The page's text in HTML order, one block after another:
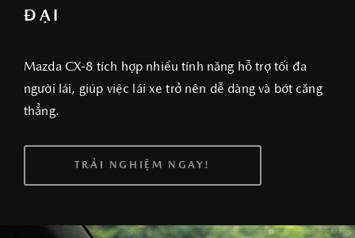
ĐẠI
Mazda CX-8 tích hợp nhiều tính năng hỗ trợ tối đa
người lái, giúp việc lái xe trở nên dễ dàng và bớt căng
thẳng.
TRẢI NGHIỆM NGAY!